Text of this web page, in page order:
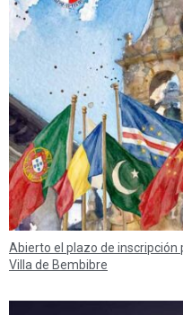
Abierto el plazo de inscripción
Villa de Bembibre